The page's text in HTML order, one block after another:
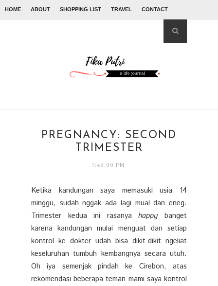
HOME ABOUT SHOPPING LIST TRAVEL CONTACT
PREGNANCY: SECOND
TRIMESTER
7:46:00 PM
Ketika kandungan saya memasuki usia 14
minggu, sudah nggak ada lagi mual dan eneg.
Trimester kedua ini rasanyahappybanget
karena kandungan mulai menguat dan setiap
kontrol ke dokter udah bisa dikit-dikit ngeliat
keseluruhan tumbuh kembangnya secara utuh.
Oh iya semenjak pindah ke Cirebon, atas
rekomendasi beberapa teman mami saya kontrol